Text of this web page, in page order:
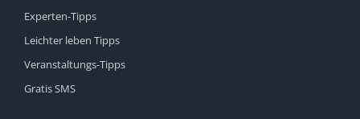
Experten-Tipps
Leichter leben Tipps
Veranstaltungs-Tipps
Gratis SMS